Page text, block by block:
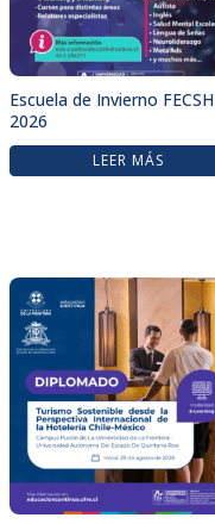
Escuela de Invierno FECSH
2026
LEER MÁS